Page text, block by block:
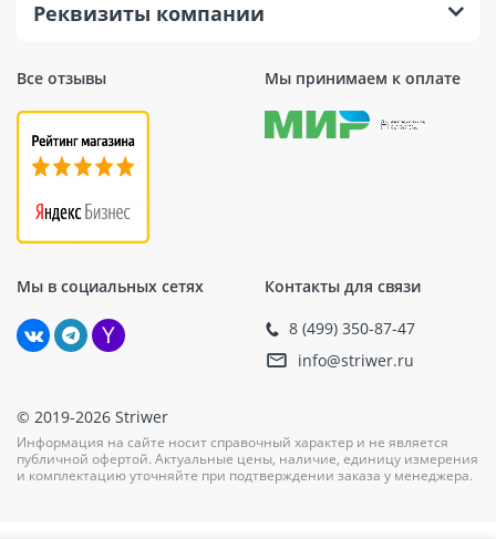
Все отзывы Мы принимаем к оплате
Мы в социальных сетях Контакты для связи
8 (499) 350-87-47
info@striwer.ru
Реквизиты компании
© 2019-2026 Striwer
Информация на сайте носит справочный характер и не является
публичной офертой. Актуальные цены, наличие, единицу измерения
и комплектацию уточняйте при подтверждении заказа у менеджера.